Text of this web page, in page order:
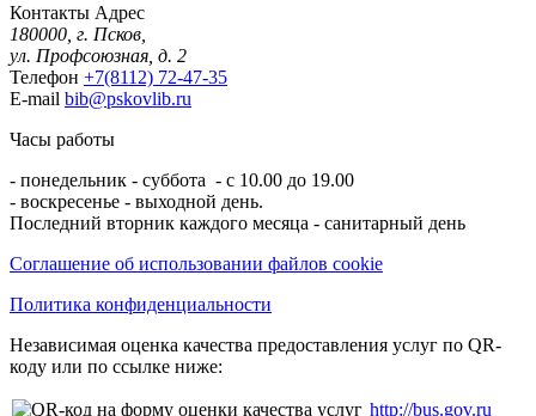
Контакты Адрес
180000, г. Псков,
ул. Профсоюзная, д. 2
Телефон +7(8112) 72-47-35
E-mail bib@pskovlib.ru
Часы работы
- понедельник - суббота - с 10.00 до 19.00
- воскресенье - выходной день.
Последний вторник каждого месяца - санитарный день
Соглашение об использовании файлов cookie
Политика конфиденциальности
Независимая оценка качества предоставления услуг по QR-
коду или по ссылке ниже:
http://bus.gov.ru